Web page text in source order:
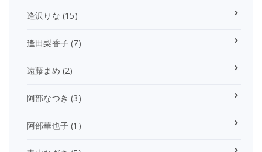
逢沢りな (15)
逢田梨香子 (7)
遠藤まめ (2)
阿部なつき (3)
阿部華也子 (1)